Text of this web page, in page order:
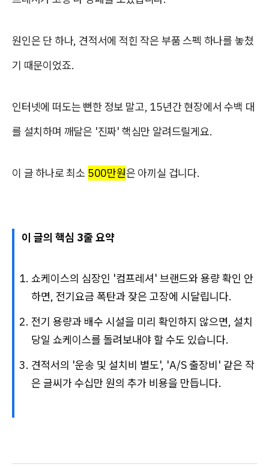
원인은 단 하나, 견적서에 적힌 작은 부품 스펙 하나를 놓쳤
기 때문이었죠.
인터넷에 떠도는 뻔한 정보 말고, 15년간 현장에서 수백 대
를 설치하며 깨달은 '진짜' 핵심만 알려드릴게요.
이 글 하나로 최소 500만원은 아끼실 겁니다.
이 글의 핵심 3줄 요약
쇼케이스의 심장인 '컴프레셔' 브랜드와 용량 확인 안
하면, 전기요금 폭탄과 잦은 고장에 시달립니다.
전기 용량과 배수 시설을 미리 확인하지 않으면, 설치
당일 쇼케이스를 돌려보내야 할 수도 있습니다.
견적서의 '운송 및 설치비 별도', 'A/S 출장비' 같은 작
은 글씨가 수십만 원의 추가 비용을 만듭니다.